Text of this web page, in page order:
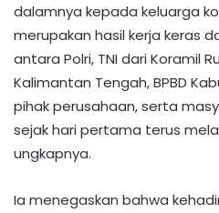
dalamnya kepada keluarga
merupakan hasil kerja keras
antara Polri, TNI dari Koramil
Kalimantan Tengah, BPBD
pihak perusahaan, serta
sejak hari pertama terus
ungkapnya.
Ia menegaskan bahwa